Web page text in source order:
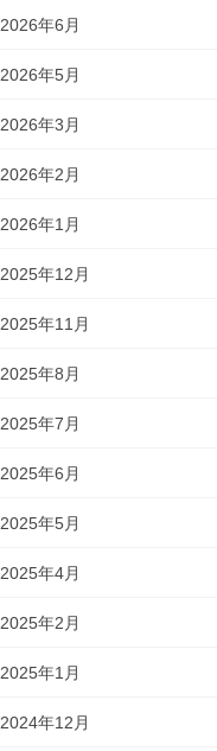
2026年6月
2026年5月
2026年3月
2026年2月
2026年1月
2025年12月
2025年11月
2025年8月
2025年7月
2025年6月
2025年5月
2025年4月
2025年2月
2025年1月
2024年12月